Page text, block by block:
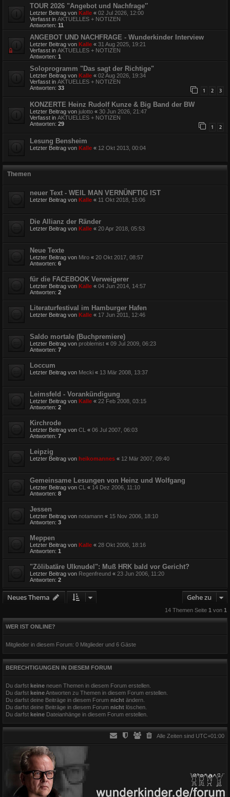
TOUR 2026 "Angebot und Nachfrage″
Letzter Beitrag von Kalle « 02 Jul 2026, 12:00
Verfasst in AKTUELLES + NOTIZEN
Antworten: 11
ANGEBOT UND NACHFRAGE - Wunderkinder Interview
Letzter Beitrag von Kalle « 31 Aug 2025, 19:21
Verfasst in AKTUELLES + NOTIZEN
Antworten: 1
Soloprogramm "Das sagt der Richtige"
Letzter Beitrag von Kalle « 02 Aug 2026, 19:34
Verfasst in AKTUELLES + NOTIZEN
Antworten: 33 1 2 3
KONZERTE Heinz Rudolf Kunze & Big Band der BW
Letzter Beitrag von julotto « 30 Jun 2026, 21:47
Verfasst in AKTUELLES + NOTIZEN
Antworten: 29 1 2
Lesung Bensheim
Letzter Beitrag von Kalle « 12 Okt 2013, 00:04
Themen
neuer Text - WEIL MAN VERNÜNFTIG IST
Letzter Beitrag von Kalle « 11 Okt 2018, 15:06
Die Allianz der Ränder
Letzter Beitrag von Kalle « 20 Apr 2018, 05:53
Neue Texte
Letzter Beitrag von Miro « 20 Okt 2017, 08:57
Antworten: 6
für die FACEBOOK Verweigerer
Letzter Beitrag von Kalle « 04 Jun 2014, 14:57
Antworten: 2
Literaturfestival im Hamburger Hafen
Letzter Beitrag von Kalle « 17 Jun 2011, 12:46
Saldo mortale (Buchpremiere)
Letzter Beitrag von problemist « 09 Jul 2009, 06:23
Antworten: 7
Loccum
Letzter Beitrag von Mecki « 13 Mär 2008, 13:37
Leimsfeld - Vorankündigung
Letzter Beitrag von Kalle « 22 Feb 2008, 03:15
Antworten: 2
Kirchrode
Letzter Beitrag von CL « 06 Jul 2007, 06:03
Antworten: 7
Leipzig
Letzter Beitrag von heikomannes « 12 Mär 2007, 09:40
Gemeinsame Lesungen von Heinz und Wolfgang
Letzter Beitrag von CL « 14 Dez 2006, 11:10
Antworten: 8
Jessen
Letzter Beitrag von notamann « 15 Nov 2006, 18:10
Antworten: 3
Meppen
Letzter Beitrag von Kalle « 28 Okt 2006, 18:16
Antworten: 1
"Zölibatäre Ulknudel": Muß HRK bald vor Gericht?
Letzter Beitrag von Regenfreund « 23 Jun 2006, 11:20
Antworten: 2
Neues Thema Gehe zu
14 Themen Seite 1 von 1
WER IST ONLINE?
Mitglieder in diesem Forum: 0 Mitglieder und 6 Gäste
BERECHTIGUNGEN IN DIESEM FORUM
Du darfst keine neuen Themen in diesem Forum erstellen.
Du darfst keineAntworten zu Themen in diesem Forum erstellen.
Du darfst deine Beiträge in diesem Forum nicht ändern.
Du darfst deine Beiträge in diesem Forum nicht löschen.
Du darfst keine Dateianhänge in diesem Forum erstellen.
Alle Zeiten sind UTC+01:00